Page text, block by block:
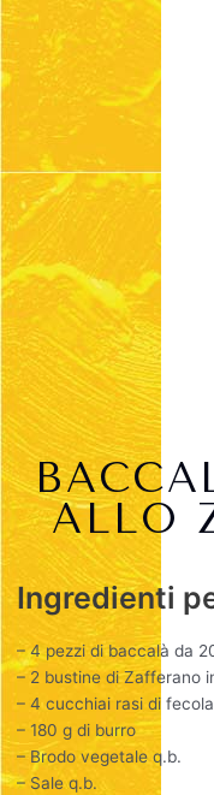
ALLO
Ingredienti
– 4 pezzi di baccalà da
– 2 bustine di Zafferano
– 4 cucchiai rasi di
– 180 g di burro
– Brodo vegetale q.b.
– Sale q.b.